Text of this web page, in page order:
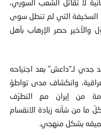
لا تقاتل الشعب السوري،
السخيفة التي لم تنطل سوى
والأخير حصر الإرهاب بأهل
لـ“داعش” بعد اجتياحه
وانكشاف مدى تواطؤ
من إيران مع التطرّف
ما من شأنه زيادة الانقسام
بشكل منهجي.